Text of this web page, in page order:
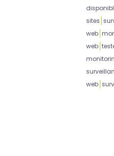
sites
web
web
web